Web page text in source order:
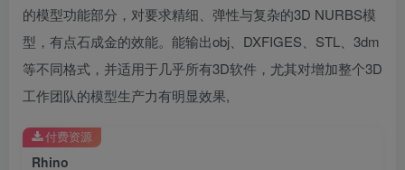
的模型功能部分，对要求精细、弹性与复杂的3D NURBS模
型，有点石成金的效能。能输出obj、DXFIGES、STL、3dm
等不同格式，并适用于几乎所有3D软件，尤其对增加整个3D
工作团队的模型生产力有明显效果,
Rhino
付费资源